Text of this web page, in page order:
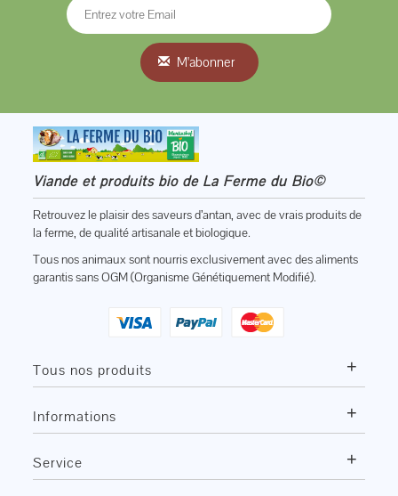
M'abonner
Viande et produits bio de La Ferme du Bio©
Retrouvez le plaisir des saveurs d’antan, avec de vrais produits de
la ferme, de qualité artisanale et biologique.
Tous nos animaux sont nourris exclusivement avec des aliments
garantis sans OGM (Organisme Génétiquement Modifié).
Tous nos produits +
Informations +
Service +